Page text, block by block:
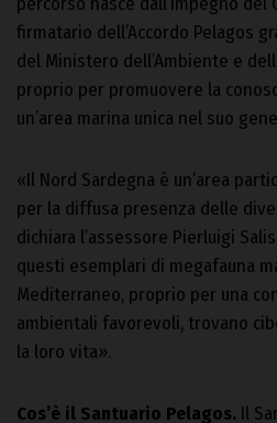
firmatario dell’Accordo Pelagos
del Ministero dell’Ambiente e
proprio per promuovere la
un’area marina unica nel suo
«Il Nord Sardegna è un’area
per la diffusa presenza delle
dichiara l’assessore Pierluigi
questi esemplari di megafauna
Mediterraneo, proprio per una
ambientali favorevoli, trovano
la loro vita».
Cos’è il Santuario Pelagos. Il